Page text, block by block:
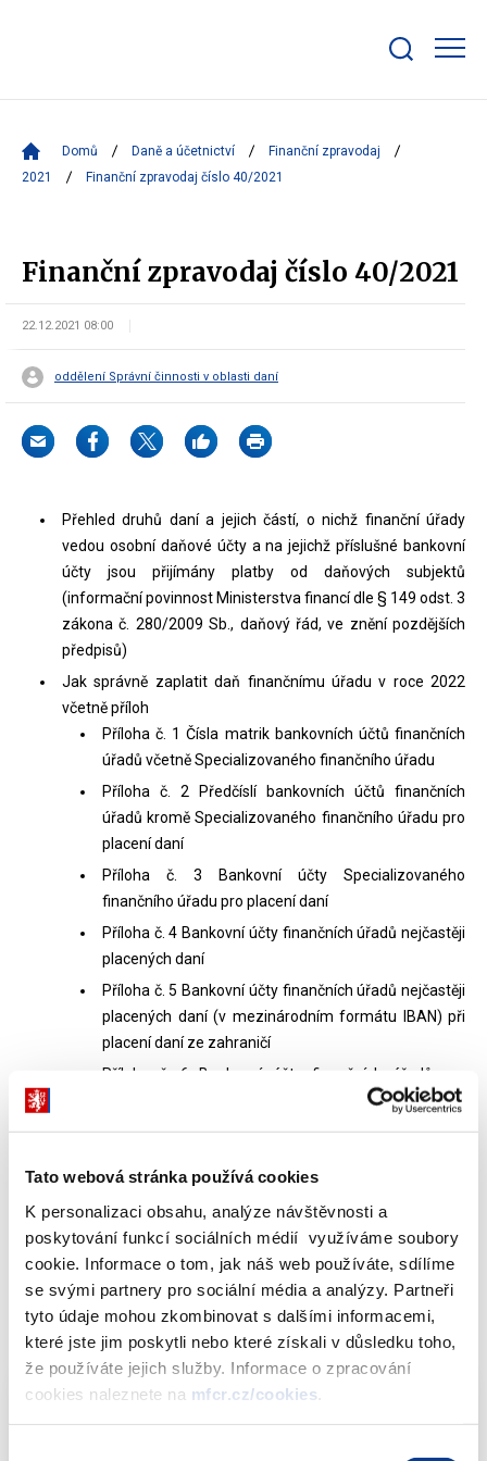
Tato webová stránka používá cookies
K personalizaci obsahu, analýze návštěvnosti a
poskytování funkcí sociálních médií využíváme soubory
cookie. Informace o tom, jak náš web používáte, sdílíme
se svými partnery pro sociální média a analýzy. Partneři
tyto údaje mohou zkombinovat s dalšími informacemi,
které jste jim poskytli nebo které získali v důsledku toho,
že používáte jejich služby. Informace o zpracování
cookies naleznete na mfcr.cz/cookies
bar
Domů Daně a účetnictví
Finanční zpravodaj
2021
Finanční zpravodaj číslo 40/2021
Finanční zpravodaj číslo 40/2021
22.12.2021 08:00
oddělení Správní činnosti v oblasti daní
Přehled druhů daní a jejich částí, o nichž finanční úřady
vedou osobní daňové účty a na jejichž příslušné bankovní
účty jsou přijímány platby od daňových subjektů
(informační povinnost Ministerstva financí dle § 149 odst. 3
zákona č. 280/2009 Sb., daňový řád, ve znění pozdějších
předpisů)
Jak správně zaplatit daň finančnímu úřadu v roce 2022
včetně příloh
Příloha č. 1 Čísla matrik bankovních účtů finančních
úřadů včetně Specializovaného finančního úřadu
Příloha č. 2 Předčíslí bankovních účtů finančních
úřadů kromě Specializovaného finančního úřadu pro
placení daní
Příloha č. 3 Bankovní účty Specializovaného
finančního úřadu pro placení daní
Příloha č. 4 Bankovní účty finančních úřadů nejčastěji
placených daní
Příloha č. 5 Bankovní účty finančních úřadů nejčastěji
placených daní (v mezinárodním formátu IBAN) při
placení daní ze zahraničí
Příloha č. 6 Bankovní účty finančních úřadů pro
placení daně z příjmů fyzických osob podávajících
paušální daně a paušálních veřejných
pojistných
Dokumenty ke stažení